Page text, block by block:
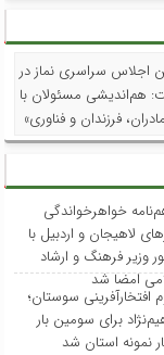
اجلاس سراسری نماز در
هم‌اندیشی مسئولان با
فرزندان و فناوری»
خواهرخواندگی
لاهیجان و اردبیل با
وزیر فرهنگ و ارشاد
امضا شد
افتخارآفرینی سوستان؛
برای سومین بار
نمونه استان شد